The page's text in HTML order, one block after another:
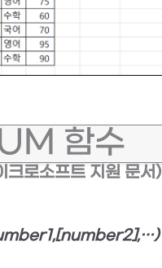
함수
크로소프트 지원 문서)